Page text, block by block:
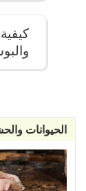
الحيوانات